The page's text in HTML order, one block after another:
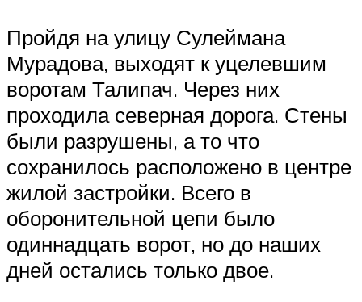
Пройдя на улицу Сулеймана
Мурадова, выходят к уцелевшим
воротам Талипач. Через них
проходила северная дорога. Стены
были разрушены, а то что
сохранилось расположено в центре
жилой застройки. Всего в
оборонительной цепи было
одиннадцать ворот, но до наших
дней остались только двое.